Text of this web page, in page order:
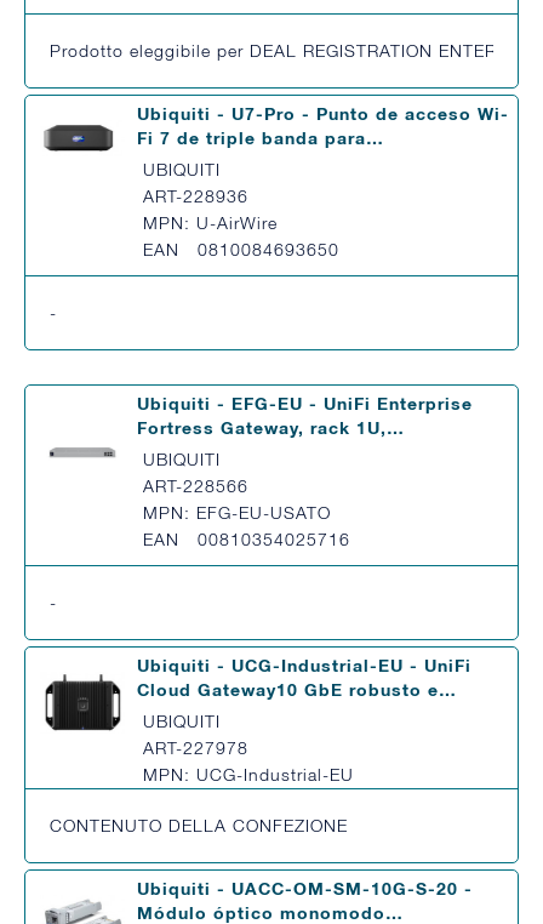
Prodotto eleggibile per DEAL REGISTRATION
Ubiquiti - U7-Pro - Punto de acceso Wi-
Fi 7 de triple banda para…
UBIQUITI
ART-228936
MPN: U-AirWire
EAN 0810084693650
-
Ubiquiti - EFG-EU - UniFi Enterprise
Fortress Gateway, rack 1U,…
UBIQUITI
ART-228566
MPN: EFG-EU-USATO
EAN 00810354025716
-
Ubiquiti - UCG-Industrial-EU - UniFi
Cloud Gateway10 GbE robusto e…
UBIQUITI
ART-227978
MPN: UCG-Industrial-EU
CONTENUTO DELLA CONFEZIONE
Ubiquiti - UACC-OM-SM-10G-S-20 -
Módulo óptico monomodo…